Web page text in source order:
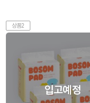
상품2
입고예정